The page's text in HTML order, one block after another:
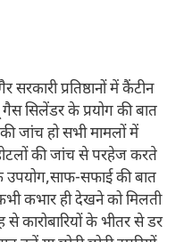
प्रतिष्ठानों में कैंटीन
गैस सिलेंडर के प्रयोग की बात
जांच हो सभी मामलों में
की जांच से परहेज करते
उपयोग,साफ-सफाई की बात
कभार ही देखने को मिलती
से कारोबारियों के भीतर से डर